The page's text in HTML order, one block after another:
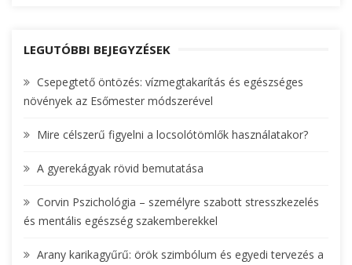
c
f
o
:
LEGUTÓBBI BEJEGYZÉSEK
Csepegtető öntözés: vízmegtakarítás és egészséges
növények az Esőmester módszerével
Mire célszerű figyelni a locsolótömlők használatakor?
A gyerekágyak rövid bemutatása
Corvin Pszichológia – személyre szabott stresszkezelés
és mentális egészség szakemberekkel
Arany karikagyűrű: örök szimbólum és egyedi tervezés a